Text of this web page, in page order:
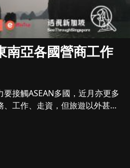
南亞各國營商工作
接觸ASEAN多國，近月亦更多
工作、走資，但旅遊以外甚少